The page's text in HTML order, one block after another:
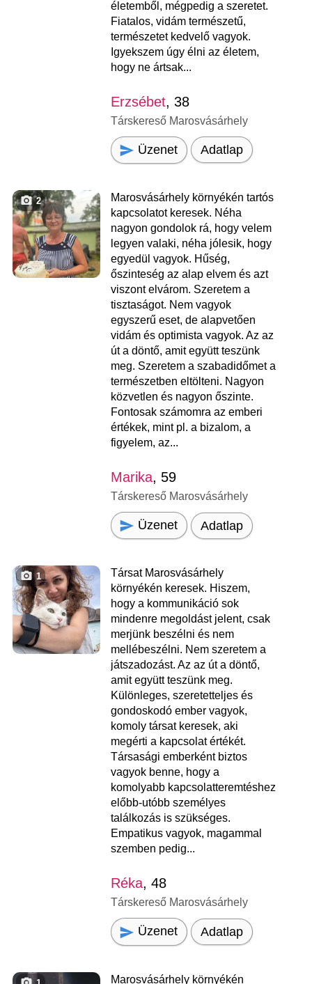
életemből, mégpedig a szeretet.
Fiatalos, vidám természetű,
természetet kedvelő vagyok.
Igyekszem úgy élni az életem,
hogy ne ártsak...
Erzsébet, 38
Társkereső Marosvásárhely
Üzenet Adatlap
2
Marosvásárhely környékén tartós
kapcsolatot keresek. Néha
nagyon gondolok rá, hogy velem
legyen valaki, néha jólesik, hogy
egyedül vagyok. Hűség,
őszinteség az alap elvem és azt
viszont elvárom. Szeretem a
tisztaságot. Nem vagyok
egyszerű eset, de alapvetően
vidám és optimista vagyok. Az az
út a döntő, amit együtt teszünk
meg. Szeretem a szabadidőmet a
természetben eltölteni. Nagyon
közvetlen és nagyon őszinte.
Fontosak számomra az emberi
értékek, mint pl. a bizalom, a
figyelem, az...
Marika, 59
Társkereső Marosvásárhely
Üzenet Adatlap
1
Társat Marosvásárhely
környékén keresek. Hiszem,
hogy a kommunikáció sok
mindenre megoldást jelent, csak
merjünk beszélni és nem
mellébeszélni. Nem szeretem a
játszadozást. Az az út a döntő,
amit együtt teszünk meg.
Különleges, szeretetteljes és
gondoskodó ember vagyok,
komoly társat keresek, aki
megérti a kapcsolat értékét.
Társasági emberként biztos
vagyok benne, hogy a
komolyabb kapcsolatteremtéshez
előbb-utóbb személyes
találkozás is szükséges.
Empatikus vagyok, magammal
szemben pedig...
Réka, 48
Társkereső Marosvásárhely
Üzenet Adatlap
Marosvásárhely környékén